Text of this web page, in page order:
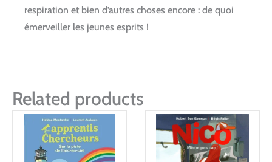
respiration et bien d’autres choses encore : de quoi
émerveiller les jeunes esprits !
Related products